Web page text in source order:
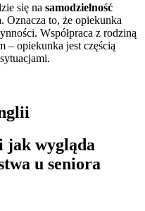
się na samodzielność
Oznacza to, że opiekunka
Współpraca z rodziną
– opiekunka jest częścią
jak wygląda
u seniora